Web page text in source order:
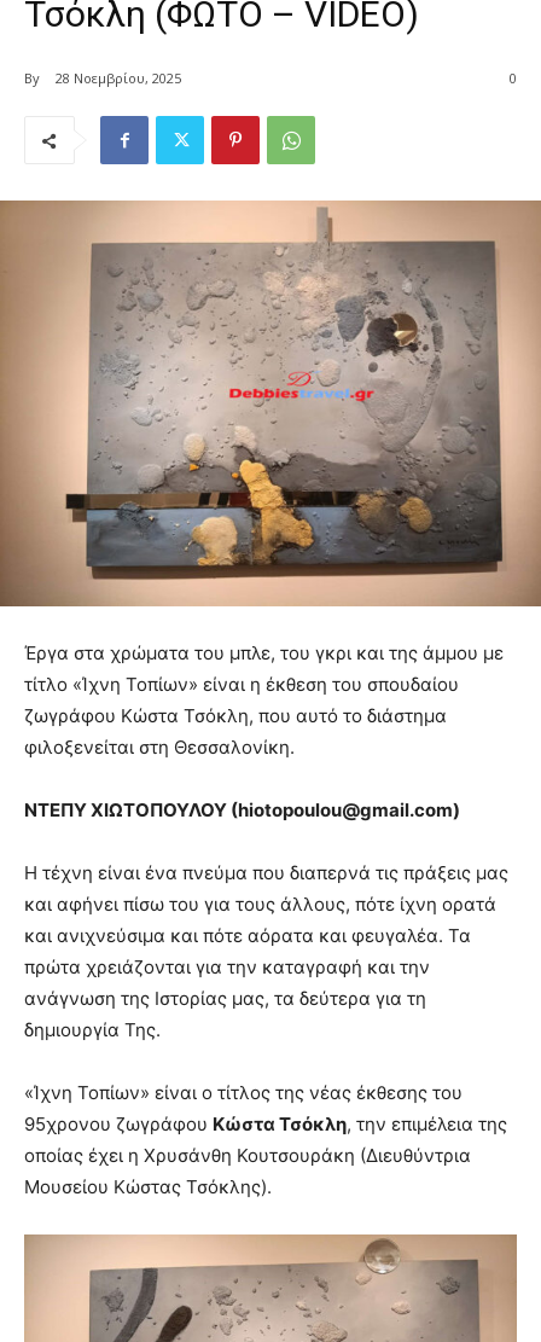
Τσόκλη (ΦΩΤΟ – VIDEO)
By 28 Νοεμβρίου, 2025 0
Έργα στα χρώματα του μπλε, του γκρι και της άμμου με
τίτλο «Ίχνη Τοπίων» είναι η έκθεση του σπουδαίου
ζωγράφου Κώστα Τσόκλη, που αυτό το διάστημα
φιλοξενείται στη Θεσσαλονίκη.
ΝΤΕΠΥ ΧΙΩΤΟΠΟΥΛΟΥ (hiotopoulou@gmail.com)
Η τέχνη είναι ένα πνεύμα που διαπερνά τις πράξεις μας
και αφήνει πίσω του για τους άλλους, πότε ίχνη ορατά
και ανιχνεύσιμα και πότε αόρατα και φευγαλέα. Τα
πρώτα χρειάζονται για την καταγραφή και την
ανάγνωση της Ιστορίας μας, τα δεύτερα για τη
δημιουργία Της.
«Ίχνη Τοπίων» είναι ο τίτλος της νέας έκθεσης του
95χρονου ζωγράφου Κώστα Τσόκλη, την επιμέλεια της
οποίας έχει η Χρυσάνθη Κουτσουράκη (Διευθύντρια
Μουσείου Κώστας Τσόκλης).